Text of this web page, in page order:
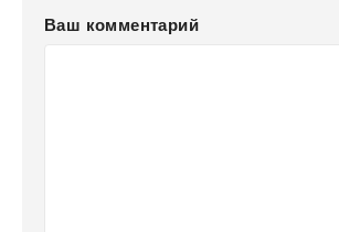
Ваш комментарий